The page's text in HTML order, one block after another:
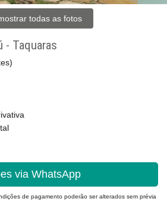
todas as fotos
- Taquaras
via WhatsApp
de pagamento poderão ser alterados sem prévia